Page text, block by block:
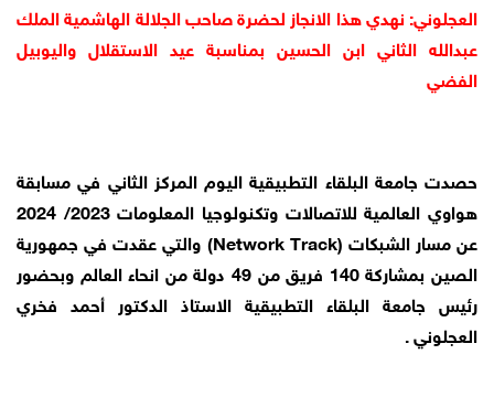
العجلوني: نهدي هذا الانجاز لحضرة صاحب الجلالة الهاشمية الملك
عبدالله الثاني ابن الحسين بمناسبة عيد الاستقلال واليوبيل
الفضي
حصدت جامعة البلقاء التطبيقية اليوم المركز الثاني في مسابقة
هواوي العالمية للاتصالات وتكنولوجيا المعلومات 2023/ 2024
عن مسار الشبكات (Network Track) والتي عقدت في جمهورية
الصين بمشاركة 140 فريق من 49 دولة من انحاء العالم وبحضور
رئيس جامعة البلقاء التطبيقية الاستاذ الدكتور أحمد فخري
العجلوني .